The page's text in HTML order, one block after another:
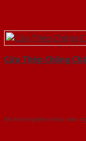
Cửa Thép Chống
Với kinh nghiệm nhiêu năm